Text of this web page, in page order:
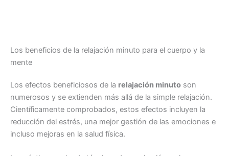
Los beneficios de la relajación minuto para el cuerpo y la
mente
Los efectos beneficiosos de la relajación minuto son
numerosos y se extienden más allá de la simple relajación.
Científicamente comprobados, estos efectos incluyen la
reducción del estrés, una mejor gestión de las emociones e
incluso mejoras en la salud física.